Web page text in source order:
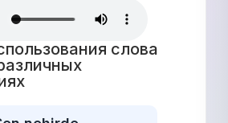
слова